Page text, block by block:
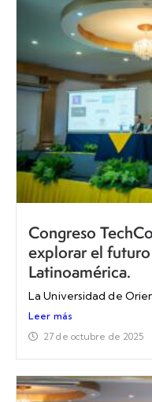
Congreso
explorar el
Latinoamérica.
La Universidad de
Leer más
27 de octubre de 2025